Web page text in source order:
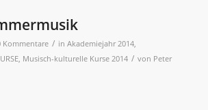
Kommentare / in Akademiejahr 2014,
, Musisch-kulturelle Kurse 2014 / von Peter